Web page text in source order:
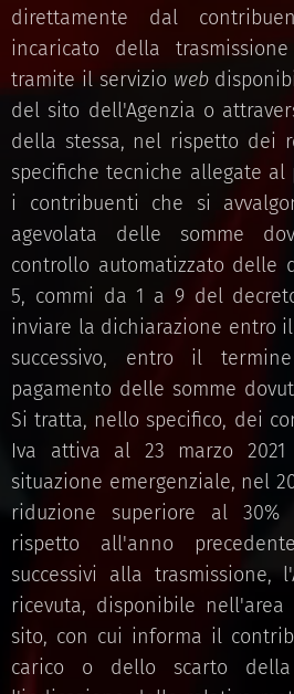
direttamente dal
incaricato della
tramite il servizio web
del sito dell'Agenzia o
della stessa, nel rispetto dei
specifiche tecniche allegate al
i contribuenti che si
agevolata delle somme
controllo automatizzato delle
5, commi da 1 a 9 del
inviare la dichiarazione entro
successivo, entro il
pagamento delle somme
Si tratta, nello specifico, dei
Iva attiva al 23 marzo
situazione emergenziale, nel
riduzione superiore al
rispetto all'anno
successivi alla trasmissione,
ricevuta, disponibile
sito, con cui informa il
carico o dello scarto della